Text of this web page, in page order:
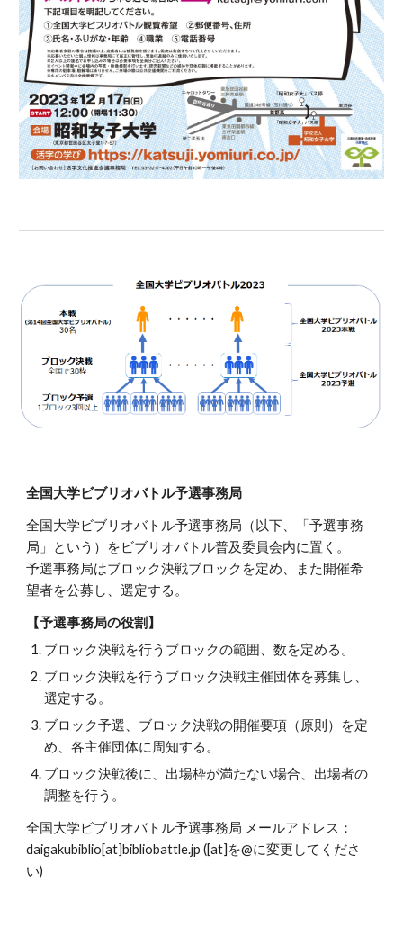
全国大学ビブリオバトル予選事務局
全国大学ビブリオバトル予選事務局（以下、「予選事務
局」という）をビブリオバトル普及委員会内に置く。
予選事務局はブロック決戦ブロックを定め、また開催希
望者を公募し、選定する。
【予選事務局の役割】
ブロック決戦を行うブロックの範囲、数を定める。
ブロック決戦を行う ブロック決戦主催団体を募集し、
選定する。
ブロック予選、 ブロック決戦の開催要項（原則）を定
め、各主催団体に周知する。
ブロック決戦後に、出場枠が満たない場合、出場者の
調整を行う。
全国大学ビブリオバトル予選事務局 メールアドレス：
daigakubiblio[at]bibliobattle.jp ([at]を@に変更してくださ
い)